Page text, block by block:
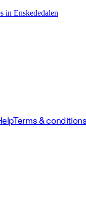
in Enskededalen
Terms &